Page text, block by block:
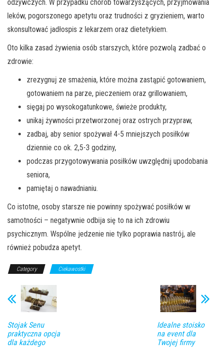
odżywczych. W przypadku chorób towarzyszących, przyjmowania
leków, pogorszonego apetytu oraz trudności z gryzieniem, warto
skonsultować jadłospis z lekarzem oraz dietetykiem.
Oto kilka zasad żywienia osób starszych, które pozwolą zadbać o
zdrowie:
zrezygnuj ze smażenia, które można zastąpić gotowaniem,
gotowaniem na parze, pieczeniem oraz grillowaniem,
sięgaj po wysokogatunkowe, świeże produkty,
unikaj żywności przetworzonej oraz ostrych przypraw,
zadbaj, aby senior spożywał 4-5 mniejszych posiłków
dziennie co ok. 2,5-3 godziny,
podczas przygotowywania posiłków uwzględnij upodobania
seniora,
pamiętaj o nawadnianiu.
Co istotne, osoby starsze nie powinny spożywać posiłków w
samotności – negatywnie odbija się to na ich zdrowiu
psychicznym. Wspólne jedzenie nie tylko poprawia nastrój, ale
również pobudza apetyt.
Category Ciekawostki
Stojak Senu
praktyczna opcja
dla każdego
Idealne stoisko
na event dla
Twojej firmy